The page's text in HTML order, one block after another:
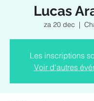
Lucas
za 20 dec
  |
Les inscriptions
Voir d'autres